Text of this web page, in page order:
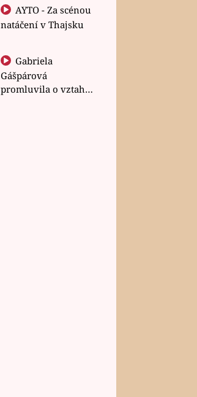
natáčení v Thajsku
Gabriela
Gášpárová
promluvila o vztahu